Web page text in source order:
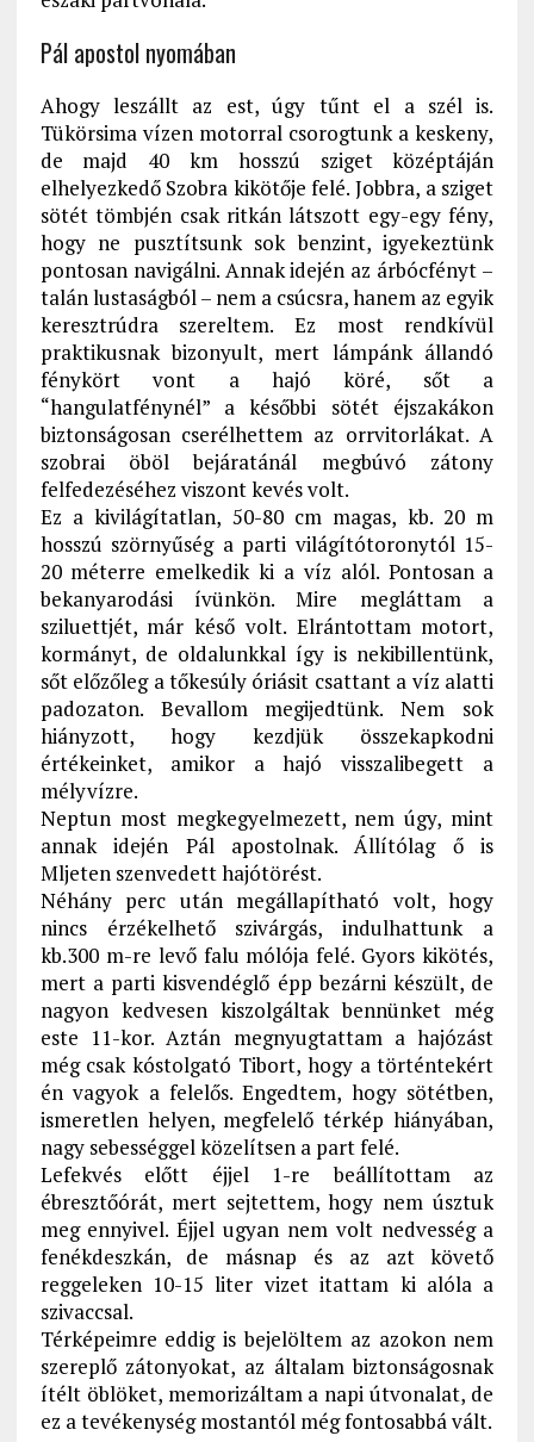
Pál apostol nyomában
Ahogy leszállt az est, úgy tűnt el a szél is.
Tükörsima vízen motorral csorogtunk a keskeny,
de majd 40 km hosszú sziget középtáján
elhelyezkedő Szobra kikötője felé. Jobbra, a sziget
sötét tömbjén csak ritkán látszott egy-egy fény,
hogy ne pusztítsunk sok benzint, igyekeztünk
pontosan navigálni. Annak idején az árbócfényt –
talán lustaságból – nem a csúcsra, hanem az egyik
keresztrúdra szereltem. Ez most rendkívül
praktikusnak bizonyult, mert lámpánk állandó
fénykört vont a hajó köré, sőt a
“hangulatfénynél” a későbbi sötét éjszakákon
biztonságosan cserélhettem az orrvitorlákat. A
szobrai öböl bejáratánál megbúvó zátony
felfedezéséhez viszont kevés volt.
Ez a kivilágítatlan, 50-80 cm magas, kb. 20 m
hosszú szörnyűség a parti világítótoronytól 15-
20 méterre emelkedik ki a víz alól. Pontosan a
bekanyarodási ívünkön. Mire megláttam a
sziluettjét, már késő volt. Elrántottam motort,
kormányt, de oldalunkkal így is nekibillentünk,
sőt előzőleg a tőkesúly óriásit csattant a víz alatti
padozaton. Bevallom megijedtünk. Nem sok
hiányzott, hogy kezdjük összekapkodni
értékeinket, amikor a hajó visszalibegett a
mélyvízre.
Neptun most megkegyelmezett, nem úgy, mint
annak idején Pál apostolnak. Állítólag ő is
Mljeten szenvedett hajótörést.
Néhány perc után megállapítható volt, hogy
nincs érzékelhető szivárgás, indulhattunk a
kb.300 m-re levő falu mólója felé. Gyors kikötés,
mert a parti kisvendéglő épp bezárni készült, de
nagyon kedvesen kiszolgáltak bennünket még
este 11-kor. Aztán megnyugtattam a hajózást
még csak kóstolgató Tibort, hogy a történtekért
én vagyok a felelős. Engedtem, hogy sötétben,
ismeretlen helyen, megfelelő térkép hiányában,
nagy sebességgel közelítsen a part felé.
Lefekvés előtt éjjel 1-re beállítottam az
ébresztőórát, mert sejtettem, hogy nem úsztuk
meg ennyivel. Éjjel ugyan nem volt nedvesség a
fenékdeszkán, de másnap és az azt követő
reggeleken 10-15 liter vizet itattam ki alóla a
szivaccsal.
Térképeimre eddig is bejelöltem az azokon nem
szereplő zátonyokat, az általam biztonságosnak
ítélt öblöket, memorizáltam a napi útvonalat, de
ez a tevékenység mostantól még fontosabbá vált.